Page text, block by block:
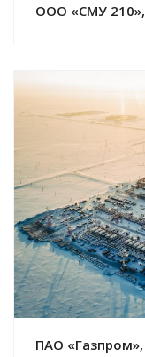
ООО «СМУ 210»,
ПАО «Газпром»,